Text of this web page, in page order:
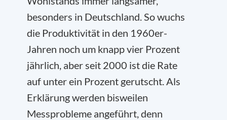
besonders in Deutschland. So wuchs
die Produktivität in den 1960er-
Jahren noch um knapp vier Prozent
jährlich, aber seit 2000 ist die Rate
auf unter ein Prozent gerutscht. Als
Erklärung werden bisweilen
Messprobleme angeführt, denn